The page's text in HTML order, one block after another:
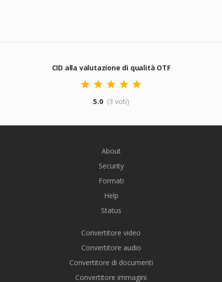
CID alla valutazione di qualità OTF
5.0 (3 voti)
About
Security
Formati
Help
Status
Convertitore video
Convertitore audio
Convertitore di documenti
Convertitore immagini